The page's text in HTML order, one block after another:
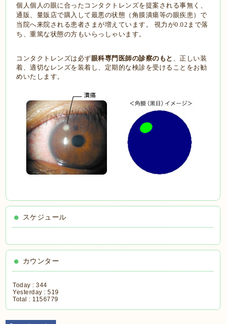
個人個人の眼に合ったコンタクトレンズを提案される事無く、
通販、量販店で購入して最悪の状態（角膜潰瘍等の眼疾患）で
当院へ来院される患者さまが増えています。 視力が0.02 まで落
ち、重篤な状態の方もいらっしゃいます。
コンタクトレンズは必ず 眼科専門医師の診察のもと 、正しい装
着、適切なレンズを装着し、定期的な検診を受けることをお勧
めいたします。
スケジュール
カウンター
Today :344
Yesterday :519
Total : 1156779